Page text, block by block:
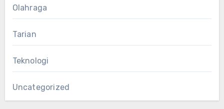
Olahraga
Tarian
Teknologi
Uncategorized